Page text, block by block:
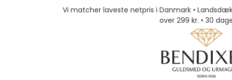
Vi matcher laveste netpris i Danmark •
over 299 kr. • 30